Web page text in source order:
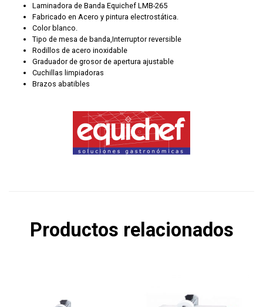
Laminadora de Banda Equichef LMB-265
Fabricado en Acero y pintura electrostática.
Color blanco.
Tipo de mesa de banda,Interruptor reversible
Rodillos de acero inoxidable
Graduador de grosor de apertura ajustable
Cuchillas limpiadoras
Brazos abatibles
Productos relacionados